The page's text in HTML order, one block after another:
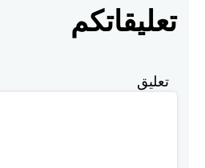
تعليقاتكم
تعليق